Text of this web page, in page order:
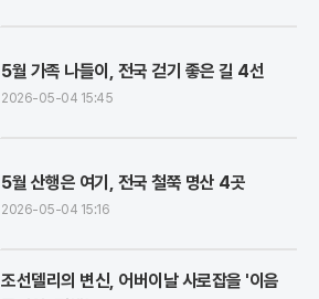
5월 가족 나들이, 전국 걷기 좋은 길 4선
2026-05-04 15:45
5월 산행은 여기, 전국 철쭉 명산 4곳
2026-05-04 15:16
조선델리의 변신, 어버이날 사로잡을 '이음